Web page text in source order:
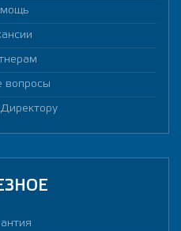
вопросы